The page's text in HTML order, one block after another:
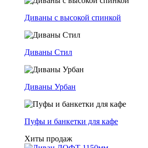
Диваны с высокой спинкой
Диваны Стил
Диваны Урбан
Пуфы и банкетки для кафе
Хиты продаж